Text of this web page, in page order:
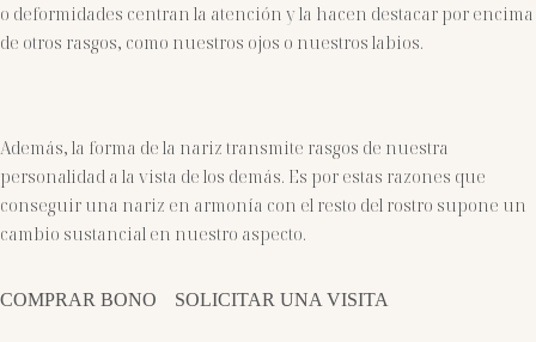
o deformidades centran la atención y la hacen destacar por encima
de otros rasgos, como nuestros ojos o nuestros labios.
Además, la forma de la nariz transmite rasgos de nuestra
personalidad a la vista de los demás. Es por estas razones que
conseguir una nariz en armonía con el resto del rostro supone un
cambio sustancial en nuestro aspecto.
COMPRAR BONO SOLICITAR UNA VISITA